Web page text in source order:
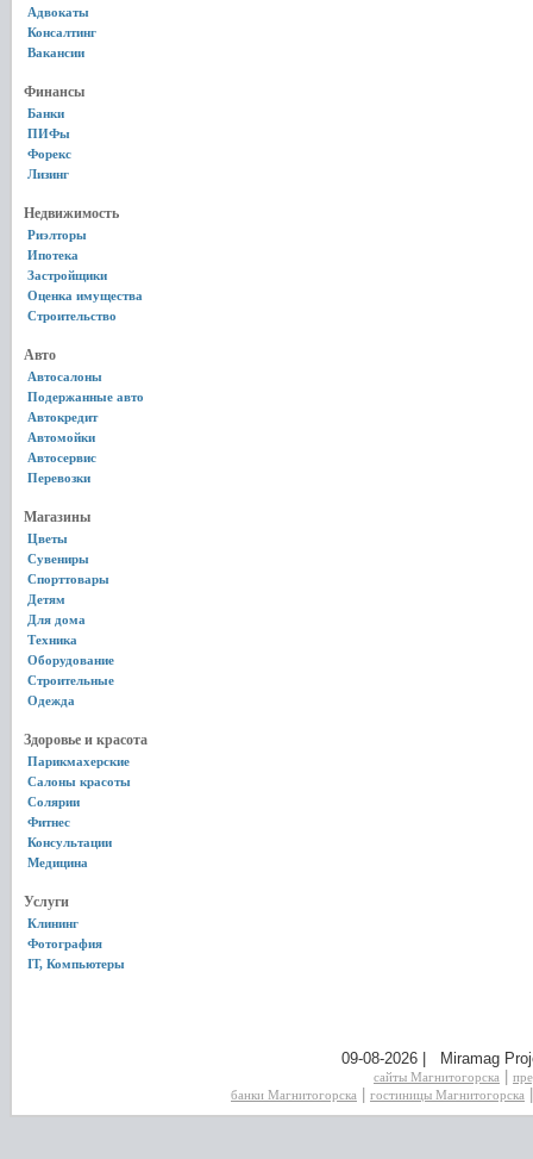
Адвокаты
Консалтинг
Вакансии
Финансы
Банки
ПИФы
Форекс
Лизинг
Недвижимость
Риэлторы
Ипотека
Застройщики
Оценка имущества
Строительство
Авто
Автосалоны
Подержанные авто
Автокредит
Автомойки
Автосервис
Перевозки
Магазины
Цветы
Сувениры
Спорттовары
Детям
Для дома
Техника
Оборудование
Строительные
Одежда
Здоровье и красота
Парикмахерские
Салоны красоты
Солярии
Фитнес
Консультации
Медицина
Услуги
Клининг
Фотография
IT, Компьютеры
09-08-2026 | Miramag
сайты Магнитогорска
банки Магнитогорска
гостиницы Магнитогорска